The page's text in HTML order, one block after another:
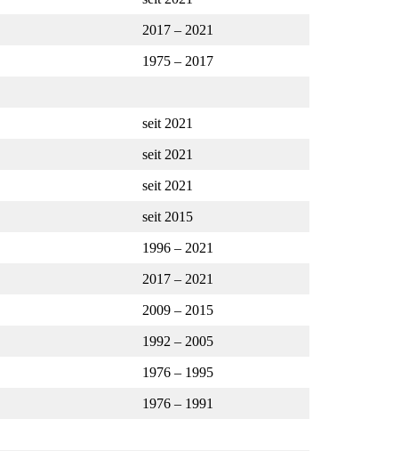
2017 – 2021
1975 – 2017
seit 2021
seit 2021
seit 2021
seit 2015
1996 – 2021
2017 – 2021
2009 – 2015
1992 – 2005
1976 – 1995
1976 – 1991